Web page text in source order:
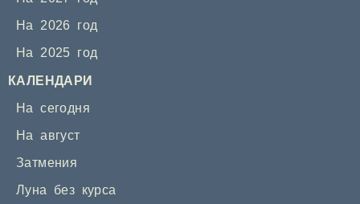
На 2026 год
На 2025 год
КАЛЕНДАРИ
На сегодня
На август
Затмения
Луна без курса